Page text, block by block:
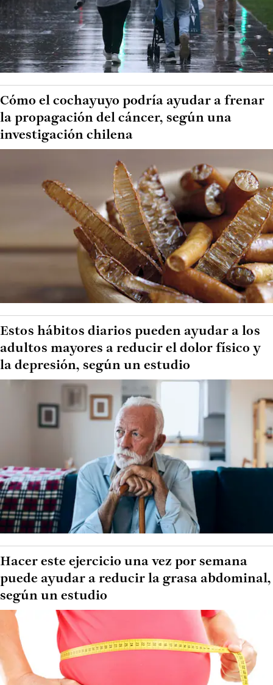
Cómo el cochayuyo podría ayudar a frenar
la propagación del cáncer, según una
investigación chilena
Estos hábitos diarios pueden ayudar a los
adultos mayores a reducir el dolor físico y
la depresión, según un estudio
Hacer este ejercicio una vez por semana
puede ayudar a reducir la grasa abdominal,
según un estudio